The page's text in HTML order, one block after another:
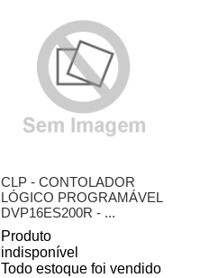
CLP - CONTOLADOR
LÓGICO PROGRAMÁVEL
DVP16ES200R - ...
Produto
indisponível
Todo estoque foi vendido